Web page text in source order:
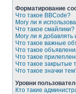
Форматирование
Что такое BBCode?
Могу ли я
Что такое смайлики?
Могу ли я
Что такое важные
Что такое
Что такое
Что такое закрытые
Что такое значки
Уровни
Кто такие